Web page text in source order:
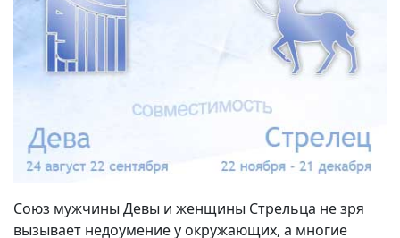
Союз мужчины Девы и женщины Стрельца не зря
вызывает недоумение у окружающих, а многие